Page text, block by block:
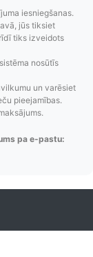
PayPal
iesniegšanas.
jūs tiksiet
tiks izveidots
nosūtīs
un varēsiet
pieejamības.
pa e-pastu: